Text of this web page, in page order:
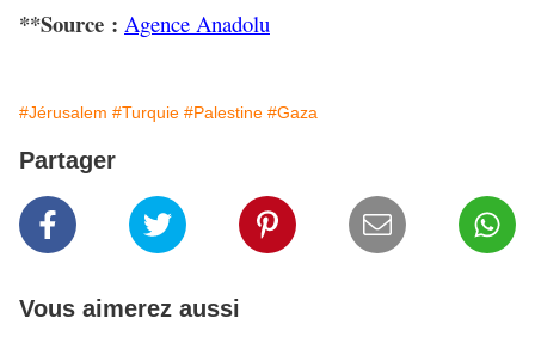
**Source : Agence Anadolu
#Jérusalem #Turquie #Palestine #Gaza
Partager
Vous aimerez aussi